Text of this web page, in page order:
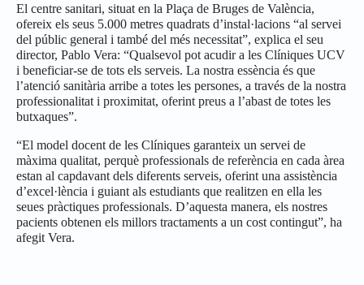
El centre sanitari, situat en la Plaça de Bruges de València,
ofereix els seus 5.000 metres quadrats d’instal·lacions “al servei
del públic general i també del més necessitat”, explica el seu
director, Pablo Vera: “Qualsevol pot acudir a les Clíniques UCV
i beneficiar-se de tots els serveis. La nostra essència és que
l’atenció sanitària arribe a totes les persones, a través de la nostra
professionalitat i proximitat, oferint preus a l’abast de totes les
butxaques”.
“El model docent de les Clíniques garanteix un servei de
màxima qualitat, perquè professionals de referència en cada àrea
estan al capdavant dels diferents serveis, oferint una assistència
d’excel·lència i guiant als estudiants que realitzen en ella les
seues pràctiques professionals. D’aquesta manera, els nostres
pacients obtenen els millors tractaments a un cost contingut”, ha
afegit Vera.